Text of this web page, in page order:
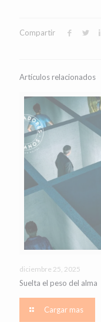
Compartir
Artículos relacionados
diciembre 25, 2025
Suelta el peso del alma
Cargar mas